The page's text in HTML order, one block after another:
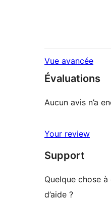
Vue avancée
Évaluations
Aucun avis n’a
Your review
Support
Quelque chose
d’aide ?